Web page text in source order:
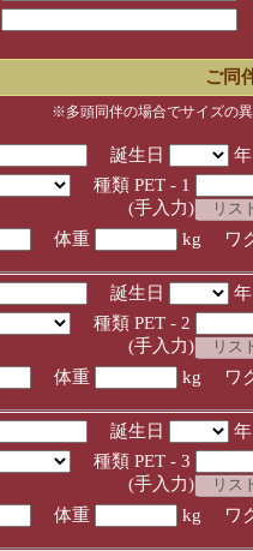
ご同
※多頭同伴の場合でサイズの
誕生日
種類 PET - 1
入力)
体重 kg ワ
誕生日
種類 PET - 2
入力)
体重 kg ワ
誕生日
種類 PET - 3
入力)
体重 kg ワ